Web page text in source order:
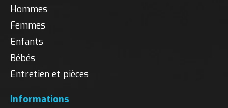
Hommes
Femmes
Enfants
Bébés
Entretien et pièces
Informations